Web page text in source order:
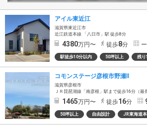
アイル東近江
滋賀県東近江市
近江鉄道本線 「八日市」駅 徒歩8分
4380万円〜 徒歩8分 ー
駅徒歩10分以内 50坪以上 残り
コモンステージ彦根市野瀬Ⅱ
滋賀県彦根市
ＪＲ琵琶湖線「南彦根」駅まで徒歩16分（最
1465万円〜 徒歩16分
50坪以上 自由設計 JR東海道